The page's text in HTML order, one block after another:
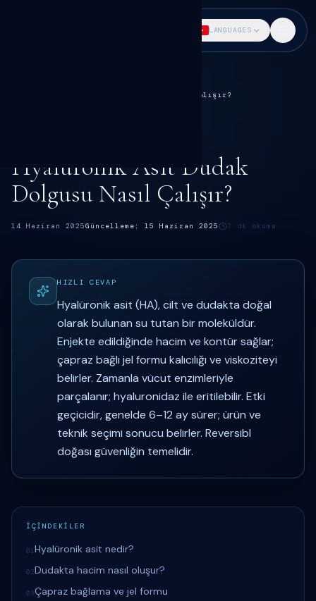
LANGUAGES
Hyalüronik Asit Dudak Dolgusu Nasıl Çalışır?
Hyalüronik Asit Dudak
Dolgusu Nasıl Çalışır?
14 Haziran 2025Güncelleme: 15 Haziran 2025 7 dk okuma
HIZLI CEVAP
Hyalüronik asit (HA), cilt ve dudakta doğal
olarak bulunan su tutan bir moleküldür.
Enjekte edildiğinde hacim ve kontür sağlar;
çapraz bağlı jel formu kalıcılığı ve viskoziteyi
belirler. Zamanla vücut enzimleriyle
parçalanır; hyaluronidaz ile eritilebilir. Etki
geçicidir, genelde 6–12 ay sürer; ürün ve
teknik seçimi sonucu belirler. Reversibl
doğası güvenliğin temelidir.
İÇİNDEKİLER
01Hyalüronik asit nedir?
02Dudakta hacim nasıl oluşur?
03Çapraz bağlama ve jel formu